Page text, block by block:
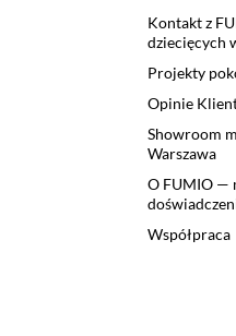
Kontakt z
dziecięcych
Projekty
Opinie
Showroom
Warszawa
O FUMIO —
Współpraca